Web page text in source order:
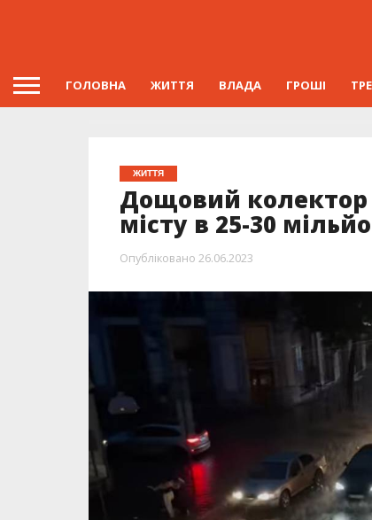
ГОЛОВНА ЖИТТЯ ВЛАДА ГРОШІ
ЖИТТЯ
Дощовий колектор
місту в 25-30
Опубліковано 26.06.2023